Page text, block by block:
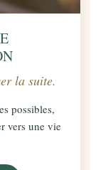
la suite.
possibles,
vers une vie